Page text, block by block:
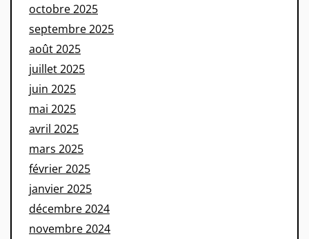
octobre 2025
septembre 2025
août 2025
juillet 2025
juin 2025
mai 2025
avril 2025
mars 2025
février 2025
janvier 2025
décembre 2024
novembre 2024